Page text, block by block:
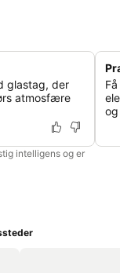
glastag, der
atmosfære
intelligens og er